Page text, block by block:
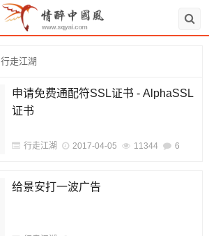
行走江湖
申请免费通配符SSL证书 - AlphaSSL
证书
行走江湖 2017-04-05 11344 6
给景安打一波广告